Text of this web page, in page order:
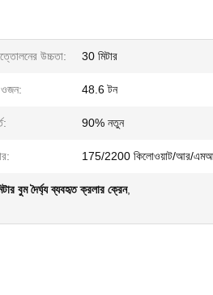
উচ্চতা: 30 মিটার
ওজন: 48.6 টন
90% নতুন
175/2200 কিলোওয়াট/আর/
বুম দৈর্ঘ্য ব্যবহৃত ক্রলার ক্রেন,